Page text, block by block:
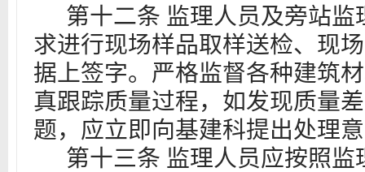
第十二条 监理人员及旁站
求进行现场样品取样送检、现
据上签字。严格监督各种建筑
真跟踪质量过程，如发现质量
题，应立即向基建科提出处理
第十三条 监理人员应按照